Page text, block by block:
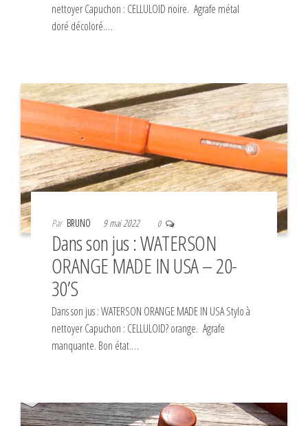
nettoyer Capuchon : CELLULOID noire. Agrafe métal
doré décoloré.…
Par BRUNO 9 mai 2022 0
Dans son jus : WATERSON
ORANGE MADE IN USA – 20-
30’S
Dans son jus : WATERSON ORANGE MADE IN USA Stylo à
nettoyer Capuchon : CELLULOID? orange. Agrafe
manquante. Bon état.…